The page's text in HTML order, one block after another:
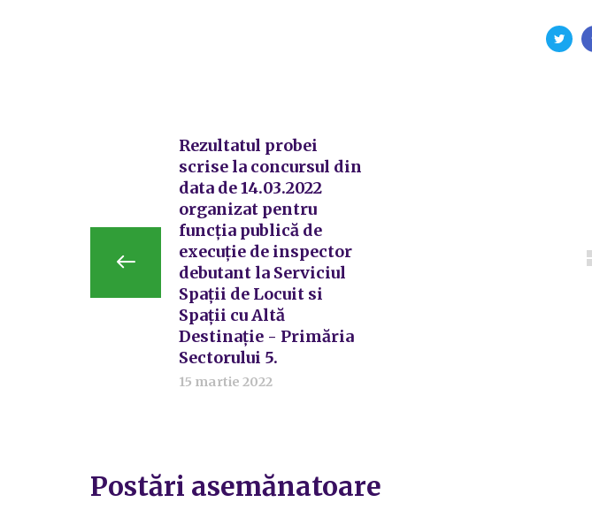
Rezultatul probei
scrise la concursul din
data de 14.03.2022
organizat pentru
funcția publică de
execuție de inspector
debutant la Serviciul
Spații de Locuit si
Spații cu Altă
Destinație - Primăria
Sectorului 5.
15 martie 2022
Postări asemănatoare